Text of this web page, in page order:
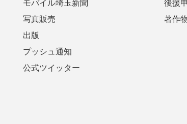
モバイル埼玉新聞
写真販売
出版
プッシュ通知
公式ツイッター
後援
著作